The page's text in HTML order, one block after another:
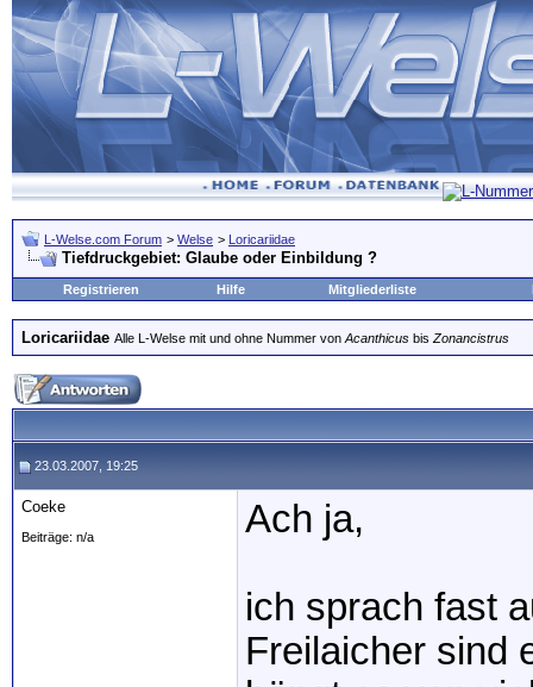
L-Welse.com Forum > Welse > Loricariidae
Tiefdruckgebiet: Glaube oder Einbildung ?
Registrieren Hilfe Mitgliederliste
Loricariidae Alle L-Welse mit und ohne Nummer von Acanthicus bis Zonancistrus
23.03.2007, 19:25
Coeke
Beiträge: n/a Ach ja,
ich sprach fast
Freilaicher sind